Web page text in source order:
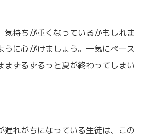
気持ちが重くなっているかもしれま
うに心がけましょう。一気にペース
まずるずるっと夏が終わってしまい
遅れがちになっている生徒は、この